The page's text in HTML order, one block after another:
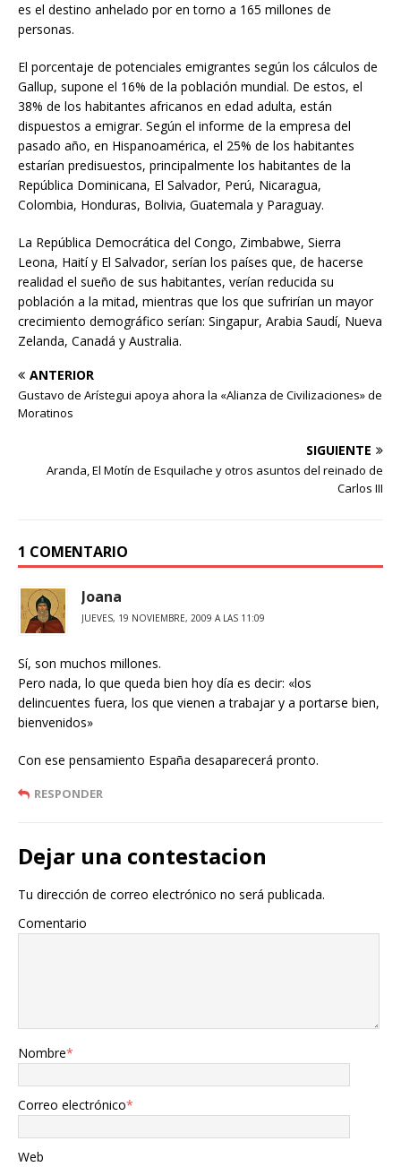
es el destino anhelado por en torno a 165 millones de
personas.
El porcentaje de potenciales emigrantes según los cálculos de
Gallup, supone el 16% de la población mundial. De estos, el
38% de los habitantes africanos en edad adulta, están
dispuestos a emigrar. Según el informe de la empresa del
pasado año, en Hispanoamérica, el 25% de los habitantes
estarían predisuestos, principalmente los habitantes de la
República Dominicana, El Salvador, Perú, Nicaragua,
Colombia, Honduras, Bolivia, Guatemala y Paraguay.
La República Democrática del Congo, Zimbabwe, Sierra
Leona, Haití y El Salvador, serían los países que, de hacerse
realidad el sueño de sus habitantes, verían reducida su
población a la mitad, mientras que los que sufrirían un mayor
crecimiento demográfico serían: Singapur, Arabia Saudí, Nueva
Zelanda, Canadá y Australia.
ANTERIOR
Gustavo de Arístegui apoya ahora la «Alianza de Civilizaciones» de
Moratinos
SIGUIENTE
Aranda, El Motín de Esquilache y otros asuntos del reinado de
Carlos III
1 COMENTARIO
Joana
JUEVES, 19 NOVIEMBRE, 2009 A LAS 11:09
Sí, son muchos millones.
Pero nada, lo que queda bien hoy día es decir: «los
delincuentes fuera, los que vienen a trabajar y a portarse bien,
bienvenidos»
Con ese pensamiento España desaparecerá pronto.
RESPONDER
Dejar una contestacion
Tu dirección de correo electrónico no será publicada.
Comentario
Nombre*
Correo electrónico*
Web